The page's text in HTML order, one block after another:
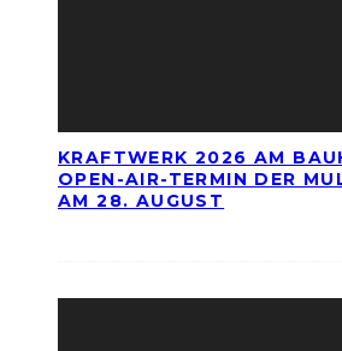
KRAFTWERK 2026 AM
OPEN-AIR-TERMIN DER
AM 28. AUGUST